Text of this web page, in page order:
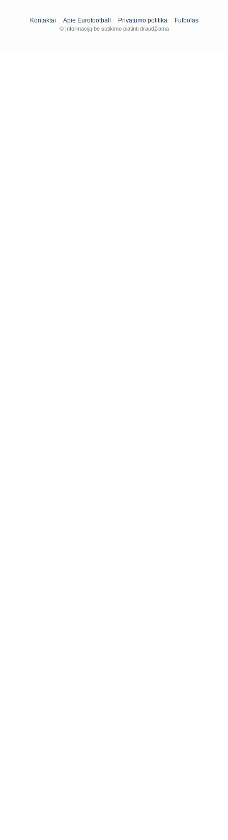
Kontaktai Apie Eurofootball Privatumo politika Futbolas
© Informaciją be sutikimo platinti draudžiama